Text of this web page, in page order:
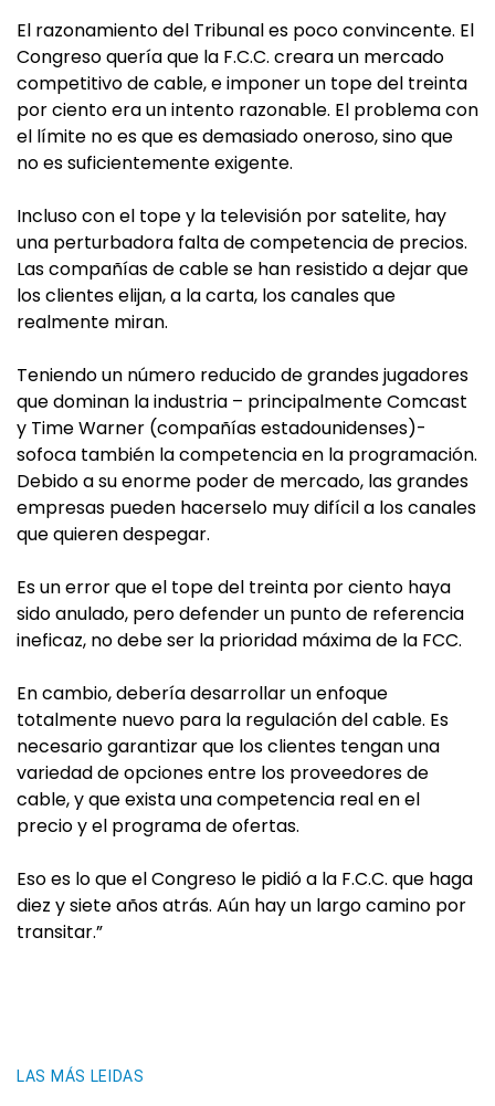
El razonamiento del Tribunal es poco convincente. El
Congreso quería que la F.C.C. creara un mercado
competitivo de cable, e imponer un tope del treinta
por ciento era un intento razonable. El problema con
el límite no es que es demasiado oneroso, sino que
no es suficientemente exigente.
Incluso con el tope y la televisión por satelite, hay
una perturbadora falta de competencia de precios.
Las compañías de cable se han resistido a dejar que
los clientes elijan, a la carta, los canales que
realmente miran.
Teniendo un número reducido de grandes jugadores
que dominan la industria – principalmente Comcast
y Time Warner (compañías estadounidenses)-
sofoca también la competencia en la programación.
Debido a su enorme poder de mercado, las grandes
empresas pueden hacerselo muy difícil a los canales
que quieren despegar.
Es un error que el tope del treinta por ciento haya
sido anulado, pero defender un punto de referencia
ineficaz, no debe ser la prioridad máxima de la FCC.
En cambio, debería desarrollar un enfoque
totalmente nuevo para la regulación del cable. Es
necesario garantizar que los clientes tengan una
variedad de opciones entre los proveedores de
cable, y que exista una competencia real en el
precio y el programa de ofertas.
Eso es lo que el Congreso le pidió a la F.C.C. que haga
diez y siete años atrás. Aún hay un largo camino por
transitar.”
LAS MÁS LEIDAS